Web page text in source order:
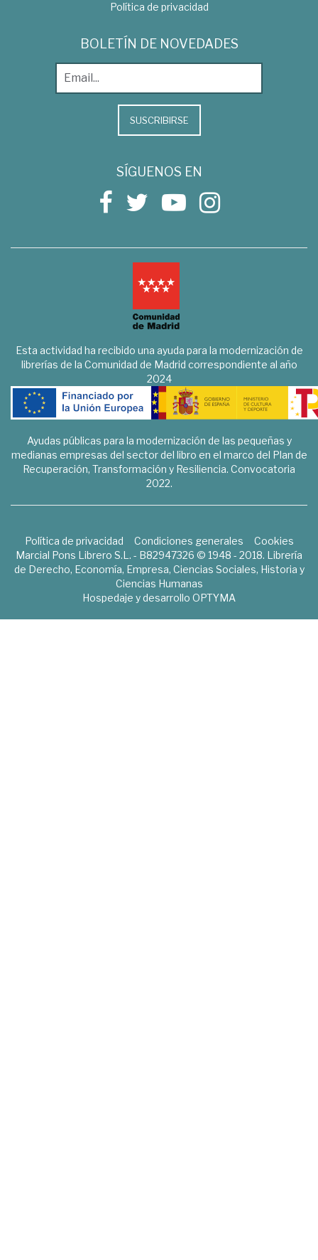
Política de privacidad
BOLETÍN DE NOVEDADES
SUSCRIBIRSE
SÍGUENOS EN
Esta actividad ha recibido una ayuda para la modernización de
librerías de la Comunidad de Madrid correspondiente al año
2024
Ayudas públicas para la modernización de las pequeñas y
medianas empresas del sector del libro en el marco del Plan de
Recuperación, Transformación y Resiliencia. Convocatoria
2022.
Política de privacidad Condiciones generales
Cookies
Marcial Pons Librero S.L. - B82947326 © 1948 - 2018. Librería
de Derecho, Economía, Empresa, Ciencias Sociales, Historia y
Ciencias Humanas
Hospedaje y desarrollo OPTYMA